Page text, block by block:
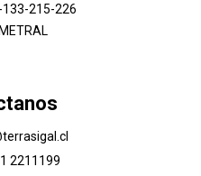
133-215-226
2211199